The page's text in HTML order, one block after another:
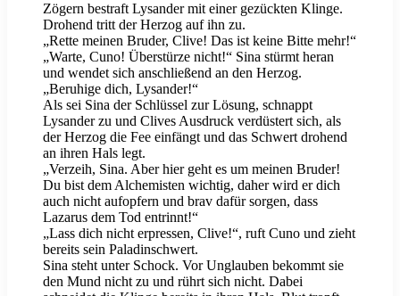
Zögern bestraft Lysander mit einer gezückten Klinge.
Drohend tritt der Herzog auf ihn zu.
„Rette meinen Bruder, Clive! Das ist keine Bitte mehr!“
„Warte, Cuno! Überstürze nicht!“ Sina stürmt heran
und wendet sich anschließend an den Herzog.
„Beruhige dich, Lysander!“
Als sei Sina der Schlüssel zur Lösung, schnappt
Lysander zu und Clives Ausdruck verdüstert sich, als
der Herzog die Fee einfängt und das Schwert drohend
an ihren Hals legt.
„Verzeih, Sina. Aber hier geht es um meinen Bruder!
Du bist dem Alchemisten wichtig, daher wird er dich
auch nicht aufopfern und brav dafür sorgen, dass
Lazarus dem Tod entrinnt!“
„Lass dich nicht erpressen, Clive!“, ruft Cuno und zieht
bereits sein Paladinschwert.
Sina steht unter Schock. Vor Unglauben bekommt sie
den Mund nicht zu und rührt sich nicht. Dabei